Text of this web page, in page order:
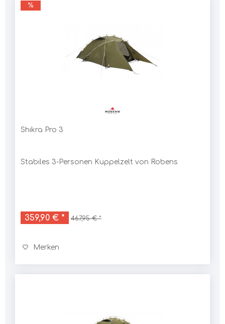
Shikra Pro 3
Stabiles 3-Personen Kuppelzelt von Robens
359,90 € * 467,95 € *
Merken